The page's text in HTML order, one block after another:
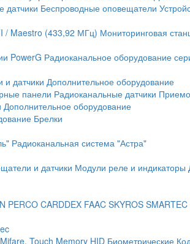
датчики Беспроводные оповещатели
/ Maestro (433,92 МГц) Мониторинговая
PowerG Радиоканальное оборудование
и датчики Дополнительное оборудование
панели Радиоканальные датчики
Дополнительное оборудование
Брелки
Радиоканальная система "Астра"
и датчики Модули реле и индикаторы
PERCO CARDDEX FAAC SKYROS SMARTEC
Touch Memory HID Биометрические